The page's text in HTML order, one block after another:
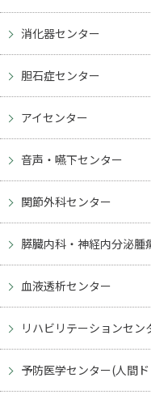
消化器センター
胆石症センター
アイセンター
音声・嚥下センター
関節外科センター
膵臓内科・神経内分泌腫
血液透析センター
リハビリテーションセン
予防医学センター(人間